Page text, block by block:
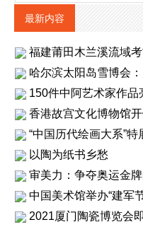
最新内容
福建莆田木兰溪流域
哈尔滨太阳岛雪博会
150件中阿艺术家作品
香港故宫文化博物馆
“中国历代绘画大系”特
以陶为纸书乡愁
审美力：争夺奥运金
中国美术馆举办“建军
2021厦门陶瓷博览会